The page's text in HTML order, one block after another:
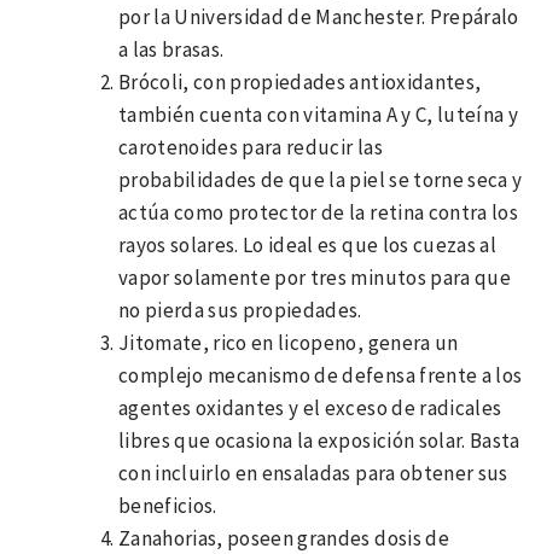
por la Universidad de Manchester. Prepáralo
a las brasas.
Brócoli, con propiedades antioxidantes,
también cuenta con vitamina A y C, luteína y
carotenoides para reducir las
probabilidades de que la piel se torne seca y
actúa como protector de la retina contra los
rayos solares. Lo ideal es que los cuezas al
vapor solamente por tres minutos para que
no pierda sus propiedades.
Jitomate, rico en licopeno, genera un
complejo mecanismo de defensa frente a los
agentes oxidantes y el exceso de radicales
libres que ocasiona la exposición solar. Basta
con incluirlo en ensaladas para obtener sus
beneficios.
Zanahorias, poseen grandes dosis de